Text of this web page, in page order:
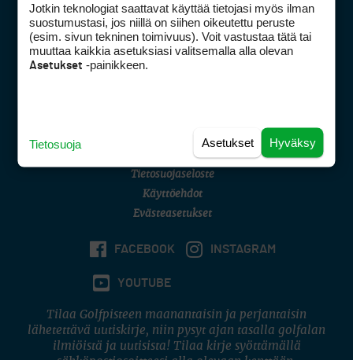
Golfpisteen yhteystiedot
DSA avoimuusraportti
Asiakaspalvelu
(digi) digi@otavamedia.fi
Tietosuojaseloste
Käyttöehdot
Evästeasetukset
FACEBOOK INSTAGRAM
YOUTUBE
Tilaa Golfpisteen maanantaisin ja perjantaisin
lähetettävä uutiskirje, niin pysyt ajan tasalla golfalan
ilmiöistä ja uutisista! Tilaa kirje syöttämällä
Jotkin teknologiat saattavat käyttää tietojasi myös ilman
suostumustasi, jos niillä on siihen oikeutettu peruste
(esim. sivun tekninen toimivuus). Voit vastustaa tätä tai
muuttaa kaikkia asetuksiasi valitsemalla alla olevan
Asetukset -painikkeen.
Hyväksy
Asetukset
Tietosuoja